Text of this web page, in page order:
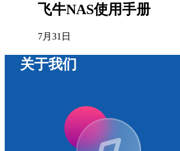
飞牛NAS使用手册
7月31日
关于我们